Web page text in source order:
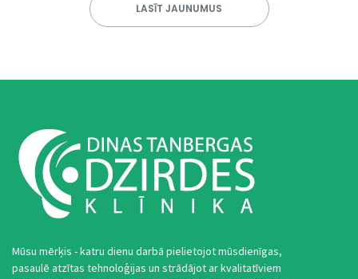
Mūsu mērķis - katru dienu darbā pielietojot mūsdienīgas,
pasaulē atzītas tehnoloģijas un strādājot ar kvalitatīviem